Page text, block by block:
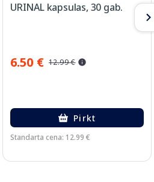
URINAL kapsulas, 30 gab.
6.50 € 12.99 €
Pirkt
Standarta cena: 12.99 €